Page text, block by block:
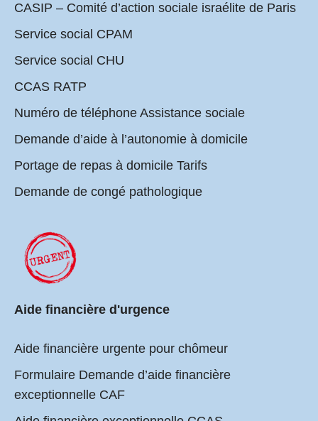
CASIP – Comité d’action sociale israélite de Paris
Service social CPAM
Service social CHU
CCAS RATP
Numéro de téléphone Assistance sociale
Demande d’aide à l’autonomie à domicile
Portage de repas à domicile Tarifs
Demande de congé pathologique
Aide financière d'urgence
Aide financière urgente pour chômeur
Formulaire Demande d’aide financière
exceptionnelle CAF